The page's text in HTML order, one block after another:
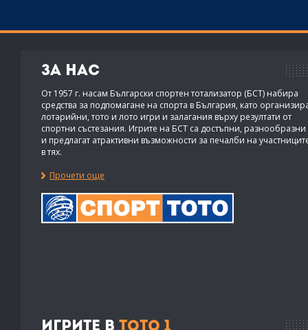
За нас
От 1957 г. насам Български спортен тотализатор (БСТ) набира
средства за подпомагане на спорта в България, като
лотарийни, тото и лото игри и залагания върху резултати от
спортни състезания. Игрите на БСТ са достъпни, разнообразни
и предлагат атрактивни възможности за печалби на
в тях.
Прочети още